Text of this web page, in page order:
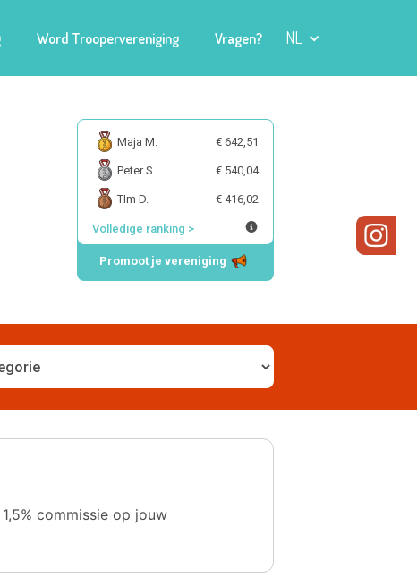
Word Troopervereniging Vragen? NL
Maja M. € 642,51
Peter S. € 540,04
TIm D. € 416,02
Volledige ranking >
Promoot je vereniging
commissie op jouw